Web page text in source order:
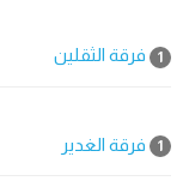
1 فرقة الثقلين
1 فرقة الغدير